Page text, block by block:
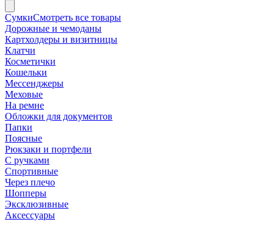
СумкиСмотреть все товары
Дорожные и чемоданы
Картхолдеры и визитницы
Клатчи
Косметички
Кошельки
Мессенджеры
Меховые
На ремне
Обложки для документов
Папки
Поясные
Рюкзаки и портфели
С ручками
Спортивные
Через плечо
Шопперы
Эксклюзивные
Аксессуары